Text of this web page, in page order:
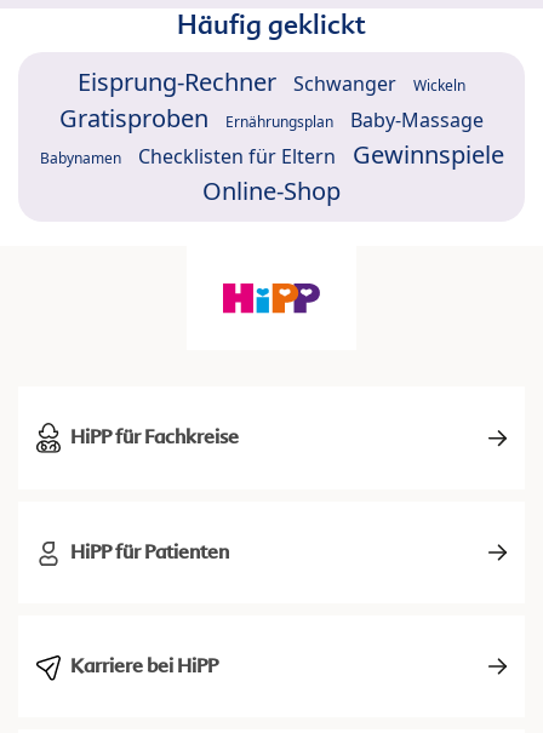
Häufig geklickt
Eisprung-Rechner Schwanger Wickeln
Gratisproben Ernährungsplan Baby-Massage
Babynamen Checklisten für Eltern
Gewinnspiele
Online-Shop
HiPP für Fachkreise
HiPP für Patienten
Karriere bei HiPP